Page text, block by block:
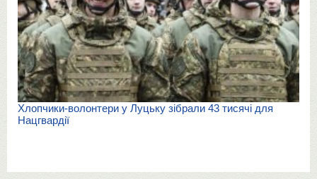
Хлопчики-волонтери у Луцьку зібрали 43 тисячі для
Нацгвардії